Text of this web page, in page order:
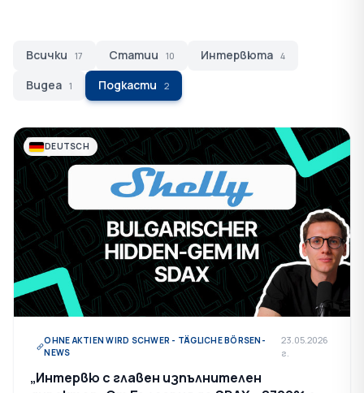
Всички 17 Статии 10 Интервюта 4
Видеа 1 Подкасти 2
DEUTSCH
OHNE AKTIEN WIRD SCHWER - TÄGLICHE BÖRSEN-
NEWS
23.05.2026
г.
„Интервю с главен изпълнителен